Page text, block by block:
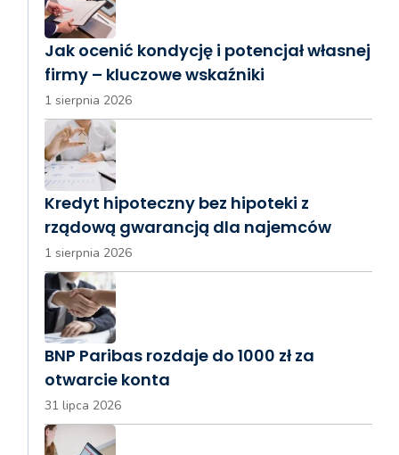
Jak ocenić kondycję i potencjał własnej
firmy – kluczowe wskaźniki
1 sierpnia 2026
Kredyt hipoteczny bez hipoteki z
rządową gwarancją dla najemców
1 sierpnia 2026
BNP Paribas rozdaje do 1000 zł za
otwarcie konta
31 lipca 2026